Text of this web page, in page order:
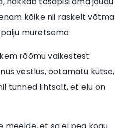
kõike nii raskelt võtma
muretsema.
rõõmu väikestest
vestlus, ootamatu kutse,
tunned lihtsalt, et elu on